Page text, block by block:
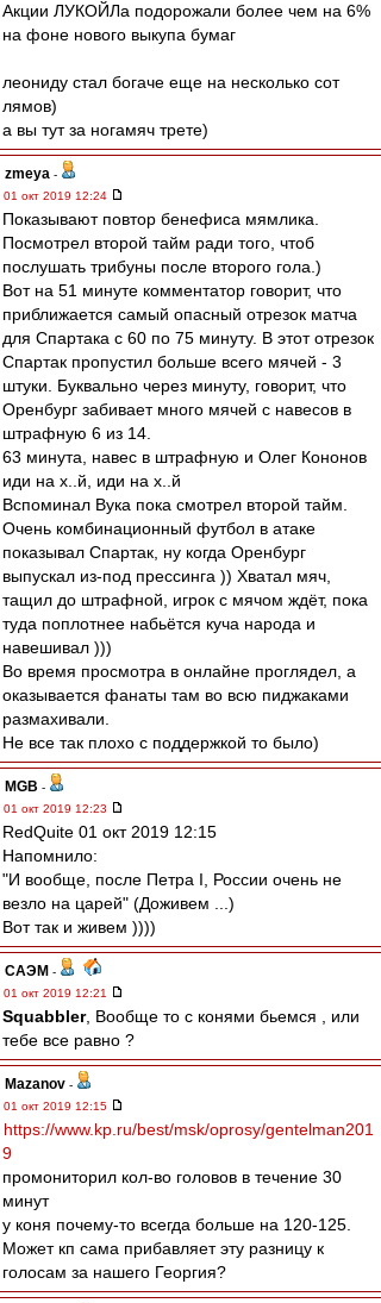
Акции ЛУКОЙЛа подорожали более чем на 6%
на фоне нового выкупа бумаг
леониду стал богаче еще на несколько сот
лямов)
а вы тут за ногамяч трете)
zmeya -
01 окт 2019 12:24
Показывают повтор бенефиса мямлика.
Посмотрел второй тайм ради того, чтоб
послушать трибуны после второго гола.)
Вот на 51 минуте комментатор говорит, что
приближается самый опасный отрезок матча
для Спартака с 60 по 75 минуту. В этот отрезок
Спартак пропустил больше всего мячей - 3
штуки. Буквально через минуту, говорит, что
Оренбург забивает много мячей с навесов в
штрафную 6 из 14.
63 минута, навес в штрафную и Олег Кононов
иди на х..й, иди на х..й
Вспоминал Вука пока смотрел второй тайм.
Очень комбинационный футбол в атаке
показывал Спартак, ну когда Оренбург
выпускал из-под прессинга )) Хватал мяч,
тащил до штрафной, игрок с мячом ждёт, пока
туда поплотнее набьётся куча народа и
навешивал )))
Во время просмотра в онлайне проглядел, а
оказывается фанаты там во всю пиджаками
размахивали.
Не все так плохо с поддержкой то было)
MGB -
01 окт 2019 12:23
RedQuite 01 окт 2019 12:15
Напомнило:
"И вообще, после Петра I, России очень не
везло на царей" (Доживем ...)
Вот так и живем ))))
САЭМ -
01 окт 2019 12:21
Squabbler, Вообще то с конями бьемся , или
тебе все равно ?
Mazanov -
01 окт 2019 12:15
https://www.kp.ru/best/msk/oprosy/gentelman201
9
промониторил кол-во головов в течение 30
минут
у коня почему-то всегда больше на 120-125.
Может кп сама прибавляет эту разницу к
голосам за нашего Георгия?